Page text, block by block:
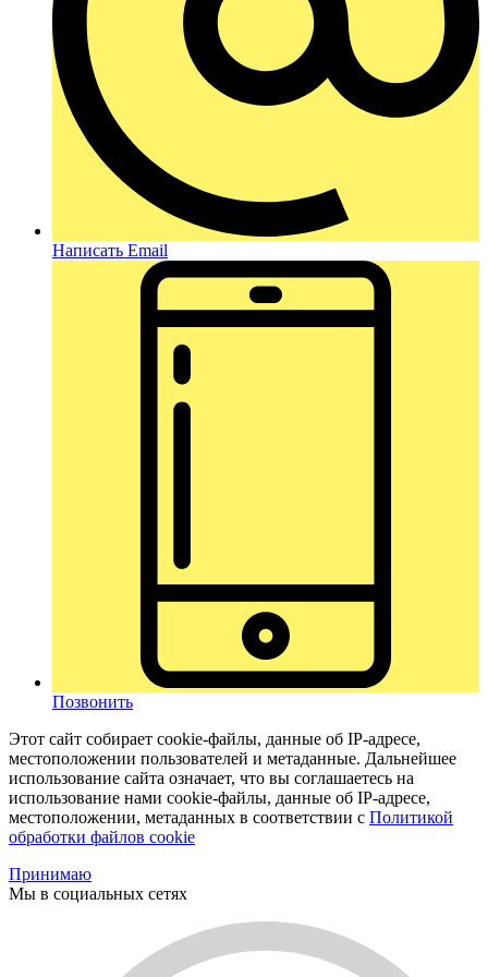
Написать Email
Позвонить
Этот сайт собирает cookie-файлы, данные об IP-адресе,
местоположении пользователей и метаданные. Дальнейшее
использование сайта означает, что вы соглашаетесь на
использование нами cookie-файлы, данные об IP-адресе,
местоположении, метаданных в соответствии с Политикой
обработки файлов cookie
Принимаю
Мы в социальных сетях